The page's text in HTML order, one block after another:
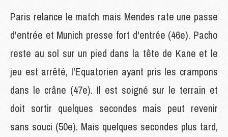
Paris relance le match mais Mendes rate une passe
d'entrée et Munich presse fort d'entrée (46e). Pacho
reste au sol sur un pied dans la tête de Kane et le
jeu est arrêté, l'Equatorien ayant pris les crampons
dans le crâne (47e). Il est soigné sur le terrain et
doit sortir quelques secondes mais peut revenir
sans souci (50e). Mais quelques secondes plus tard,